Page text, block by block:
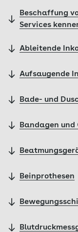
Beschaffung
Services
Ableitende
Aufsaugende
Bade- und
Bandagen und
Beinprothesen